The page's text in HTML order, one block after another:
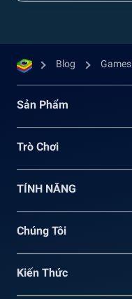
Blog Games
Sản Phẩm
Trò Chơi
TÍNH NĂNG
Chúng Tôi
Kiến Thức